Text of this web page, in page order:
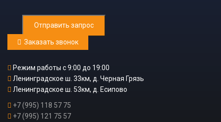
Отправить запрос
Заказать звонок
Режим работы с 9:00 до 19:00
Ленинградское ш. 33км, д. Черная Грязь
Ленинградское ш. 53км, д. Есипово
+7 (995) 118 57 75
+7 (995) 121 75 57